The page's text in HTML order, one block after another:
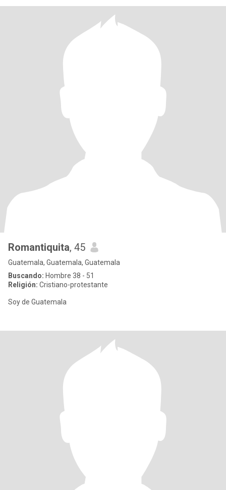
Romantiquita, 45
Guatemala, Guatemala, Guatemala
Buscando: Hombre 38 - 51
Religión: Cristiano-protestante
Soy de Guatemala